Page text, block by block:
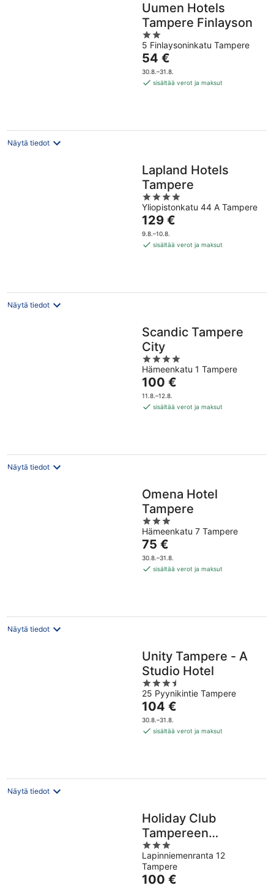
Uumen Hotels
Tampere Finlayson
2
out
of
5
5 Finlaysoninkatu Tampere
Hinta
on
54 €
54 €
30.8.–31.8.
sisältää verot ja maksut
Näytä tiedot
Lapland Hotels
Tampere
4
out
of
5
Yliopistonkatu 44 A Tampere
Hinta
on
129 €
129 €
9.8.–10.8.
sisältää verot ja maksut
Näytä tiedot
Scandic Tampere
City
4
out
of
5
Hämeenkatu 1 Tampere
Hinta
on
100 €
100 €
11.8.–12.8.
sisältää verot ja maksut
Näytä tiedot
Omena Hotel
Tampere
3
out
of
5
Hämeenkatu 7 Tampere
Hinta
on
75 €
75 €
30.8.–31.8.
sisältää verot ja maksut
Näytä tiedot
Unity Tampere - A
Studio Hotel
3.5
out
of
5
25 Pyynikintie Tampere
Hinta
on
104 €
104 €
30.8.–31.8.
sisältää verot ja maksut
Näytä tiedot
Holiday Club
Tampereen
Kehräämö
3
out
of
5
Lapinniemenranta 12
Tampere
Hinta
100 €